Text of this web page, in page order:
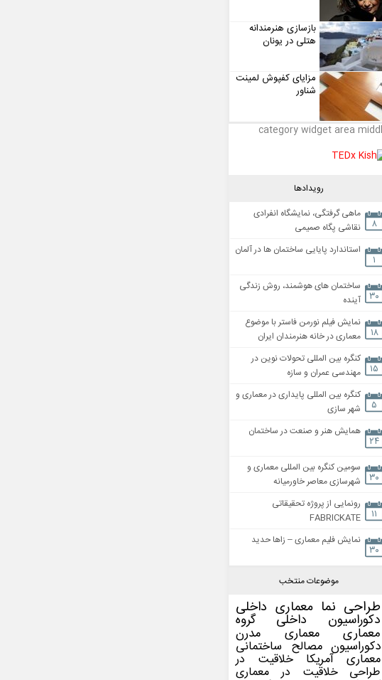
بازسازی هنرمندانه
هتلی در یونان
مزایای کفپوش لمینت
شناور
category widget area
رویدادها
۸
ماهی گرفتگی، نمایشگاه انفرادی
نقاشی پگاه صمیمی
۱
استاندارد پایایی ساختمان ها در آلمان
۳۰
ساختمان های هوشمند، روش زندگی
آینده
۱۸
نمایش فیلم نورمن فاستر با موضوع
معماری در خانه هنرمندان ایران
۱۵
کنگره بین المللی تحولات نوین در
مهندسی عمران و سازه
۵
کنگره بین المللی پایداری در معماری و
شهر سازی
۲۴
همایش هنر و صنعت در ساختمان
۳۰
سومین کنگره بین المللی معماری و
شهرسازی معاصر خاورمیانه
۱۱
رونمایی از پروژه تحقیقاتی
FABRICKATE
۳۰
نمایش فلیم معماری – زاها حدید
موضوعات منتخب
طراحی نما معماری داخلی
دکوراسیون داخلی گروه
معماری معماری مدرن
دکوراسیون مصالح ساختمانی
معماری آمریکا خلاقیت در
طراحی خلاقیت در معماری